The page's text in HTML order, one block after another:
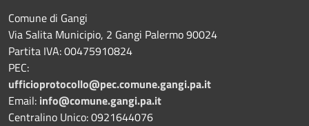
Comune di Gangi
Via Salita Municipio, 2 Gangi Palermo 90024
Partita IVA: 00475910824
PEC:
ufficioprotocollo@pec.comune.gangi.pa.it
Email: info@comune.gangi.pa.it
Centralino Unico: 0921644076